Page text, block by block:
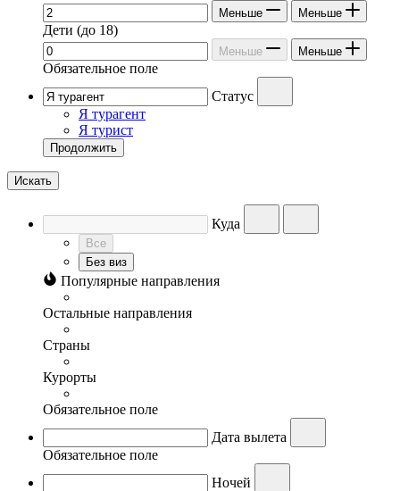
Меньше Меньше
Дети (до 18)
Меньше Меньше
Обязательное поле
Статус
Я турагент
Я турист
Продолжить
Искать
Куда
Все
Без виз
Популярные направления
Остальные направления
Страны
Курорты
Обязательное поле
Дата вылета
Обязательное поле
Ночей